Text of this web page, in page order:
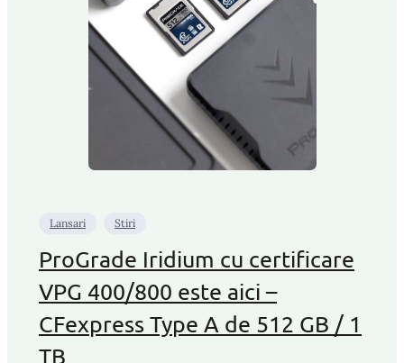
Lansari Stiri
ProGrade Iridium cu certificare
VPG 400/800 este aici –
CFexpress Type A de 512 GB / 1
TB